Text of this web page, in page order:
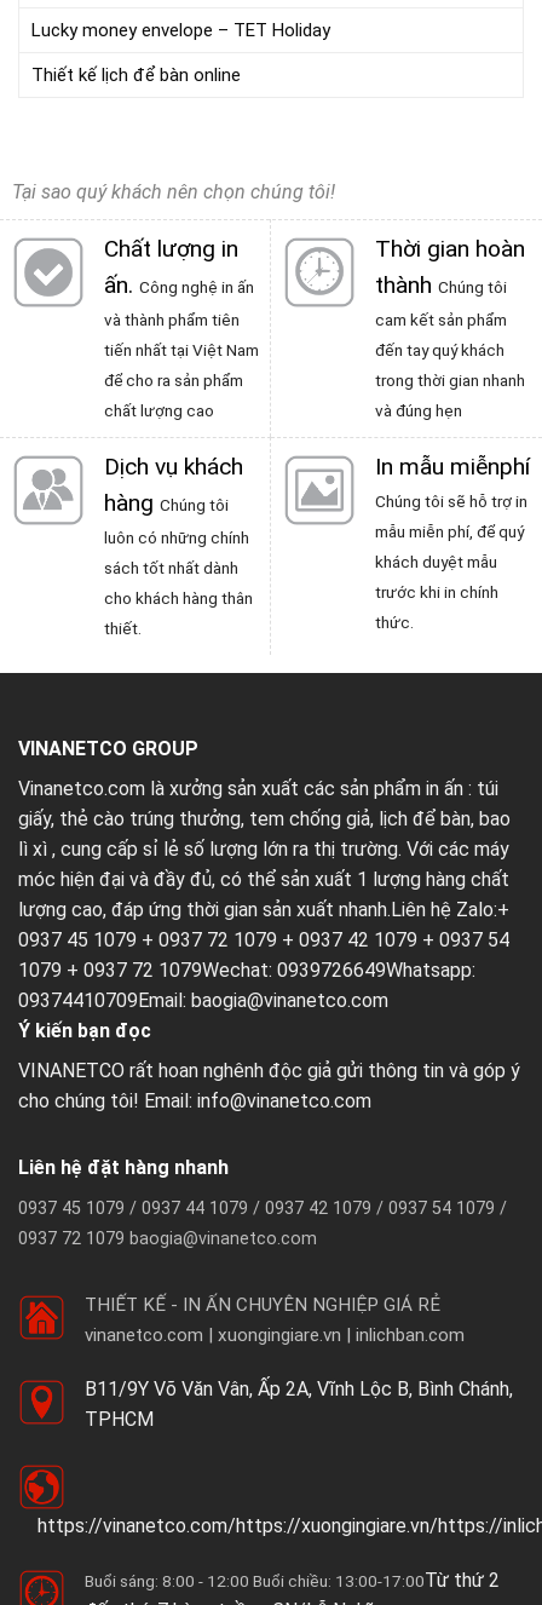
Lucky money envelope – TET Holiday
Thiết kế lịch để bàn online
Tại sao quý khách nên chọn chúng tôi!
Chất lượng in
ấn. Công nghệ in ấn
và thành phẩm tiên
tiến nhất tại Việt Nam
để cho ra sản phẩm
chất lượng cao
Thời gian hoàn
thành Chúng tôi
cam kết sản phẩm
đến tay quý khách
trong thời gian nhanh
và đúng hẹn
Dịch vụ khách
hàng Chúng tôi
luôn có những chính
sách tốt nhất dành
cho khách hàng thân
thiết.
In mẫu miễnphí
Chúng tôi sẽ hỗ trợ in
mẫu miễn phí, để quý
khách duyệt mẫu
trước khi in chính
thức.
VINANETCO GROUP
Vinanetco.com là xưởng sản xuất các sản phẩm in ấn : túi
giấy, thẻ cào trúng thưởng, tem chống giả, lịch để bàn, bao
lì xì , cung cấp sỉ lẻ số lượng lớn ra thị trường. Với các máy
móc hiện đại và đầy đủ, có thể sản xuất 1 lượng hàng chất
lượng cao, đáp ứng thời gian sản xuất nhanh.Liên hệ Zalo:+
0937 45 1079 + 0937 72 1079 + 0937 42 1079 + 0937 54
1079 + 0937 72 1079Wechat: 0939726649Whatsapp:
09374410709Email: baogia@vinanetco.com
Ý kiến bạn đọc
VINANETCO rất hoan nghênh độc giả gửi thông tin và góp ý
cho chúng tôi! Email: info@vinanetco.com
Liên hệ đặt hàng nhanh
0937 45 1079 / 0937 44 1079 / 0937 42 1079 / 0937 54 1079 /
0937 72 1079 baogia@vinanetco.com
THIẾT KẾ - IN ẤN CHUYÊN NGHIỆP GIÁ RẺ
vinanetco.com | xuongingiare.vn | inlichban.com
B11/9Y Võ Văn Vân, Ấp 2A, Vĩnh Lộc B, Bình Chánh,
TPHCM
https://vinanetco.com/https://xuongingiare.vn/https://
Buổi sáng: 8:00 - 12:00 Buổi chiều: 13:00-17:00Từ thứ 2